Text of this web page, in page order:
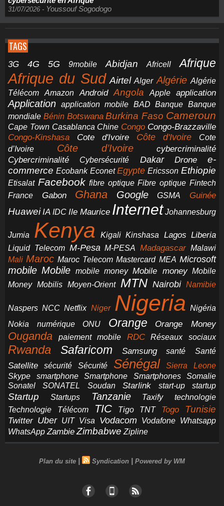
31/07/2026 - Youssouf Sogodogo
TAGS
3G 4G 5G 9mobile Abidjan Africell Afrique
Afrique du Sud Airtel Alger Algérie Algérie
Télécom
Amazon Android Angola Apple application
Application application mobile BAD Banque Banque
mondiale Bénin Botswana Burkina Faso Cameroun
Cape Town Casablanca Chine Congo Congo-Brazzaville
Congo-Kinshasa Cote d'Ivoire Côte d'Ivoire
Cote
d’Ivoire
Côte d’Ivoire
cybercriminalité
Cybercriminalité
Cybersécurité Dakar Drone
e-
commerce Ecobank Econet Egypte Ericsson Ethiopie
Etisalat Facebook fibre optique Fibre optique Fintech
France
Gabon Ghana Google GSMA Guinée
Huawei IA IDC Ile Maurice Internet Johannesburg
Jumia Kenya Kigali Kinshasa Lagos Liberia
Liquid Telecom M-Pesa M-PESA Madagascar Malawi
Mali Maroc Maroc Telecom Mastercard MEA Microsoft
mobile Mobile mobile money Mobile money Mobile
Money Mobilis Moyen-Orient MTN Nairobi Namibie
Naspers NCC Netflix Niger Nigeria Nigéria
Nokia
numérique ONU Orange Orange Money
Ouganda paiement mobile RDC Réseaux sociaux
Rwanda Safaricom Samsung santé Santé
Satellite sécurité Sécurité Sénégal
Sierra Leone
Skype
smartphone Smartphone Smartphones
Somalie
Sonatel
SONATEL Soudan Starlink start-up startup
Startup Startups Tanzanie Taxify
technologie
Technologie
Télécom TIC Tigo TNT Togo Tunisie
Twitter Uber UIT Visa Vodacom Vodafone Whatsapp
WhatsApp Zambie Zimbabwe Zipline
Plan du site | Syndication | Powered by WM